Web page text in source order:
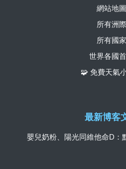
網站地圖
所有洲際
所有國家
世界各國
🧩 免費天氣
最新博客
嬰兒奶粉、陽光同維他命D：